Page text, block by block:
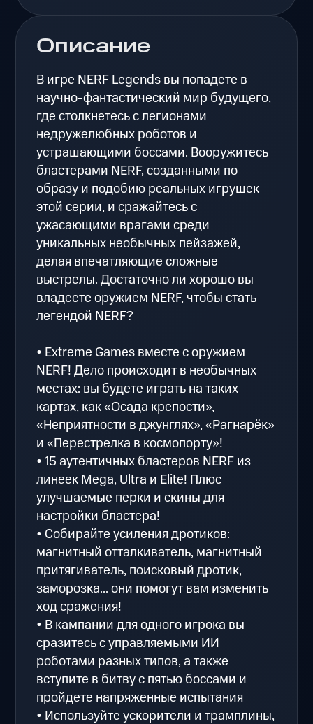
Описание
В игре NERF Legends вы попадете в
научно-фантастический мир будущего,
где столкнетесь с легионами
недружелюбных роботов и
устрашающими боссами. Вооружитесь
бластерами NERF, созданными по
образу и подобию реальных игрушек
этой серии, и сражайтесь с
ужасающими врагами среди
уникальных необычных пейзажей,
делая впечатляющие сложные
выстрелы. Достаточно ли хорошо вы
владеете оружием NERF, чтобы стать
легендой NERF?
• Extreme Games вместе с оружием
NERF! Дело происходит в необычных
местах: вы будете играть на таких
картах, как «Осада крепости»,
«Неприятности в джунглях», «Рагнарёк»
и «Перестрелка в космопорту»!
• 15 аутентичных бластеров NERF из
линеек Mega, Ultra и Elite! Плюс
улучшаемые перки и скины для
настройки бластера!
• Собирайте усиления дротиков:
магнитный отталкиватель, магнитный
притягиватель, поисковый дротик,
заморозка... они помогут вам изменить
ход сражения!
• В кампании для одного игрока вы
сразитесь с управляемыми ИИ
роботами разных типов, а также
вступите в битву с пятью боссами и
пройдете напряженные испытания
• Используйте ускорители и трамплины,